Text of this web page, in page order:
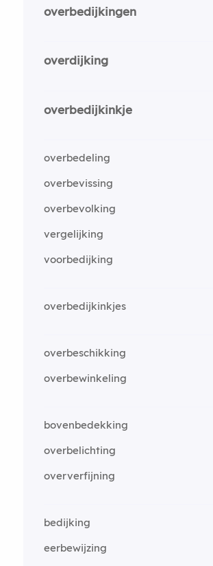
overbedijkingen
overdijking
overbedijkinkje
overbedeling
overbevissing
overbevolking
vergelijking
voorbedijking
overbedijkinkjes
overbeschikking
overbewinkeling
bovenbedekking
overbelichting
oververfijning
bedijking
eerbewijzing